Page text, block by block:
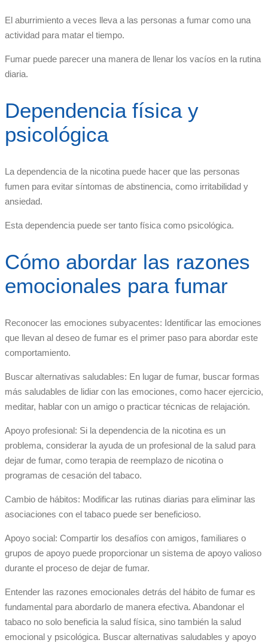
El aburrimiento a veces lleva a las personas a fumar como una
actividad para matar el tiempo.
Fumar puede parecer una manera de llenar los vacíos en la rutina
diaria.
Dependencia física y
psicológica
La dependencia de la nicotina puede hacer que las personas
fumen para evitar síntomas de abstinencia, como irritabilidad y
ansiedad.
Esta dependencia puede ser tanto física como psicológica.
Cómo abordar las razones
emocionales para fumar
Reconocer las emociones subyacentes: Identificar las emociones
que llevan al deseo de fumar es el primer paso para abordar este
comportamiento.
Buscar alternativas saludables: En lugar de fumar, buscar formas
más saludables de lidiar con las emociones, como hacer ejercicio,
meditar, hablar con un amigo o practicar técnicas de relajación.
Apoyo profesional: Si la dependencia de la nicotina es un
problema, considerar la ayuda de un profesional de la salud para
dejar de fumar, como terapia de reemplazo de nicotina o
programas de cesación del tabaco.
Cambio de hábitos: Modificar las rutinas diarias para eliminar las
asociaciones con el tabaco puede ser beneficioso.
Apoyo social: Compartir los desafíos con amigos, familiares o
grupos de apoyo puede proporcionar un sistema de apoyo valioso
durante el proceso de dejar de fumar.
Entender las razones emocionales detrás del hábito de fumar es
fundamental para abordarlo de manera efectiva. Abandonar el
tabaco no solo beneficia la salud física, sino también la salud
emocional y psicológica. Buscar alternativas saludables y apoyo